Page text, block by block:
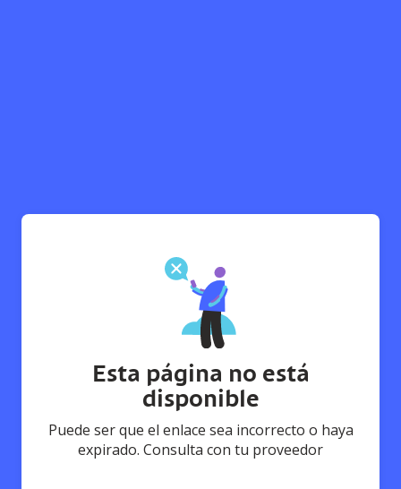
Esta página no está
disponible
Puede ser que el enlace sea incorrecto o haya
expirado. Consulta con tu proveedor